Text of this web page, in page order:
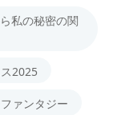
私の秘密の関
2025
ァンタジー